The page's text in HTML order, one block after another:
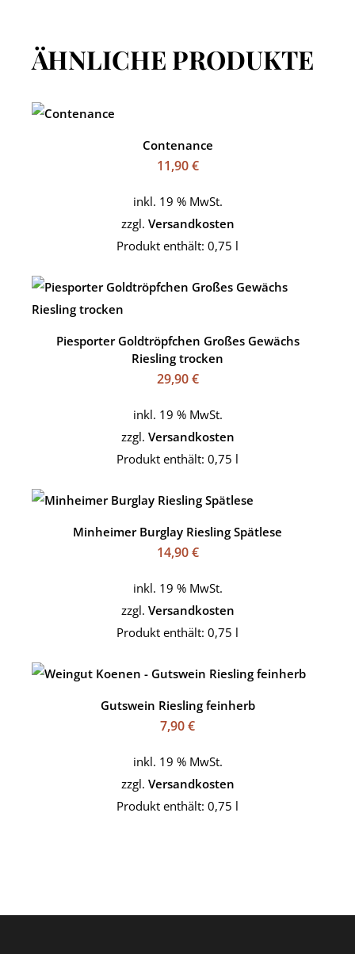
ÄHNLICHE PRODUKTE
Contenance
11,90€
inkl. 19 % MwSt.
zzgl. Versandkosten
Produkt enthält: 0,75 l
Piesporter Goldtröpfchen Großes Gewächs
Riesling trocken
29,90€
inkl. 19 % MwSt.
zzgl. Versandkosten
Produkt enthält: 0,75 l
Minheimer Burglay Riesling Spätlese
14,90€
inkl. 19 % MwSt.
zzgl. Versandkosten
Produkt enthält: 0,75 l
Gutswein Riesling feinherb
7,90€
inkl. 19 % MwSt.
zzgl. Versandkosten
Produkt enthält: 0,75 l